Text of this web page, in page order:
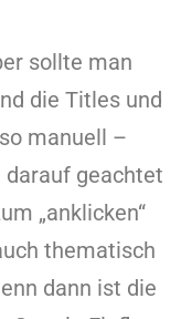
sollte man
die Titles und
manuell –
darauf geachtet
„anklicken“
thematisch
dann ist die